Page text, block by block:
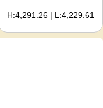
H:4,291.26 | L:4,229.61